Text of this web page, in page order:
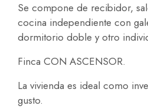
Se compone de recibidor,
cocina independiente con
dormitorio doble y otro
Finca CON ASCENSOR.
La vivienda es ideal como
gusto.